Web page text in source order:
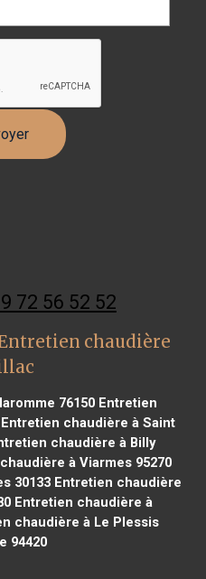
72 56 52 52
chaudière
76150 Entretien
chaudière à Saint
chaudière à Billy
à Viarmes 95270
30133 Entretien chaudière
Entretien chaudière à
chaudière à Le Plessis
94420